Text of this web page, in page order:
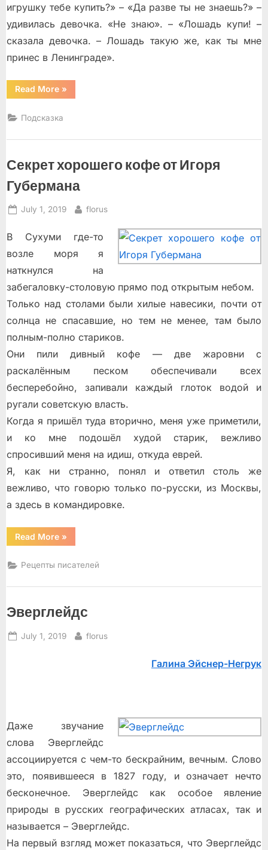
игрушку тебе купить?» – «Да разве ты не знаешь?» –
удивилась девочка. «Не знаю». – «Лошадь купи! –
сказала девочка. – Лошадь такую же, как ты мне
принес в Ленинграде».
Read More“Дневники”
»
Подсказка
Секрет хорошего кофе от Игоря
Губермана
Posted
July 1, 2019 By
florus
В Сухуми где-то
возле моря я
наткнулся на
забегаловку-столовую прямо под открытым небом.
Только над столами были хилые навесики, почти от
солнца не спасавшие, но тем не менее, там было
полным-полно стариков.
Они пили дивный кофе — две жаровни с
раскалённым песком обеспечивали всех
бесперебойно, запивали каждый глоток водой и
ругали советскую власть.
Когда я пришёл туда вторично, меня уже приметили,
и ко мне подошёл худой старик, вежливо
спросивший меня на идиш, откуда еврей.
Я, как ни странно, понял и ответил столь же
вежливо, что говорю только по-русски, из Москвы,
а здесь в командировке.
Read More“Секрет
хорошего
от
Игоря
»
Рецепты писателей
Эверглейдс
Posted
July 1, 2019 By
florus
Гaлинa Эйcнeр-Нeгрук
Даже звучание
слова Эверглейдс
ассоциируется с чем-то бескрайним, вечным. Слово
это, появившееся в 1827 году, и означает нечто
бесконечное. Эверглейдс как особое явление
природы в русских географических атласах, так и
называется – Эверглейдс.
На первый взгляд может показаться, что Эверглейдс